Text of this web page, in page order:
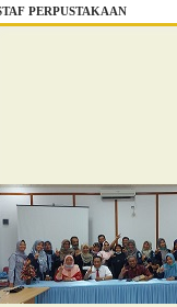
PERPUSTAKAAN